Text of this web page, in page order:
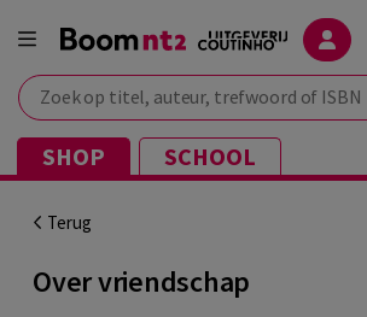
Zoek op titel, auteur, trefwoord of ISBN
SHOP SCHOOL
Terug
Over vriendschap